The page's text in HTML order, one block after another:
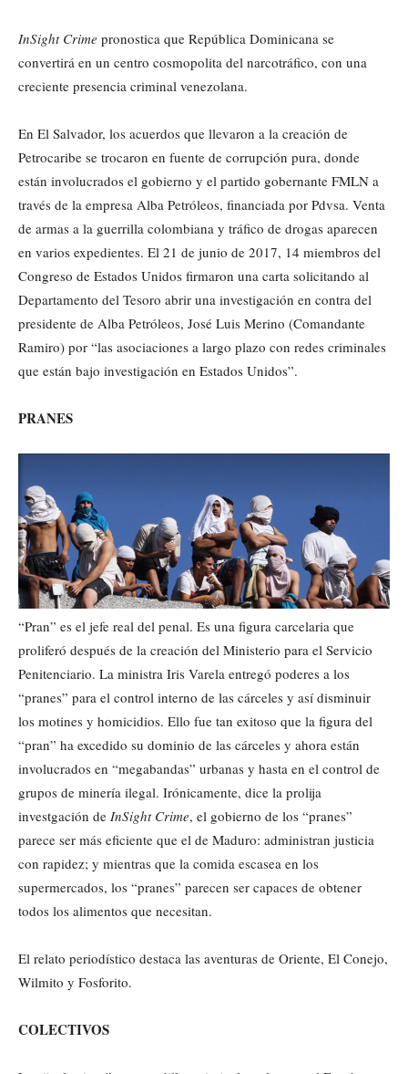
InSight Crime pronostica que República Dominicana se
convertirá en un centro cosmopolita del narcotráfico, con una
creciente presencia criminal venezolana.
En El Salvador, los acuerdos que llevaron a la creación de
Petrocaribe se trocaron en fuente de corrupción pura, donde
están involucrados el gobierno y el partido gobernante FMLN a
través de la empresa Alba Petróleos, financiada por Pdvsa. Venta
de armas a la guerrilla colombiana y tráfico de drogas aparecen
en varios expedientes. El 21 de junio de 2017, 14 miembros del
Congreso de Estados Unidos firmaron una carta solicitando al
Departamento del Tesoro abrir una investigación en contra del
presidente de Alba Petróleos, José Luis Merino (Comandante
Ramiro) por “las asociaciones a largo plazo con redes criminales
que están bajo investigación en Estados Unidos”.
PRANES
“Pran” es el jefe real del penal. Es una figura carcelaria que
proliferó después de la creación del Ministerio para el Servicio
Penitenciario. La ministra Iris Varela entregó poderes a los
“pranes” para el control interno de las cárceles y así disminuir
los motines y homicidios. Ello fue tan exitoso que la figura del
“pran” ha excedido su dominio de las cárceles y ahora están
involucrados en “megabandas” urbanas y hasta en el control de
grupos de minería ilegal. Irónicamente, dice la prolija
investgación de InSight Crime, el gobierno de los “pranes”
parece ser más eficiente que el de Maduro: administran justicia
con rapidez; y mientras que la comida escasea en los
supermercados, los “pranes” parecen ser capaces de obtener
todos los alimentos que necesitan.
El relato periodístico destaca las aventuras de Oriente, El Conejo,
Wilmito y Fosforito.
COLECTIVOS